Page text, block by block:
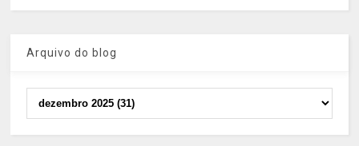
Arquivo do blog